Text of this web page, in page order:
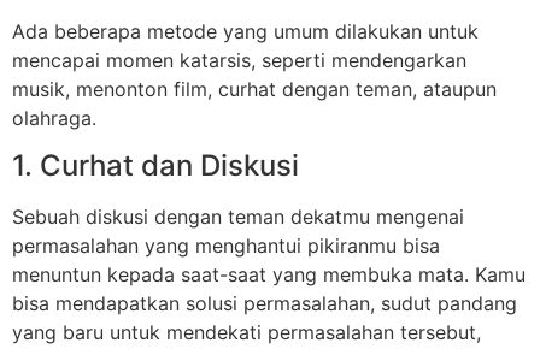
Ada beberapa metode yang umum dilakukan untuk
mencapai momen katarsis, seperti mendengarkan
musik, menonton film, curhat dengan teman, ataupun
olahraga.
1. Curhat dan Diskusi
Sebuah diskusi dengan teman dekatmu mengenai
permasalahan yang menghantui pikiranmu bisa
menuntun kepada saat-saat yang membuka mata. Kamu
bisa mendapatkan solusi permasalahan, sudut pandang
yang baru untuk mendekati permasalahan tersebut,